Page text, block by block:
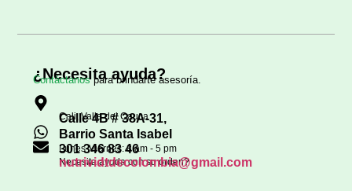
¿Necesita ayuda?
Contáctanospara brindarte asesoría.
Cali, Valle del Cauca
Calle 4B # 38A-31,
Barrio Santa Isabel
Lunes-Viernes: 8 am - 5 pm
301 346 83 46
Necesita ayuda con su orden?
nutrividtdecolombia@gmail.com